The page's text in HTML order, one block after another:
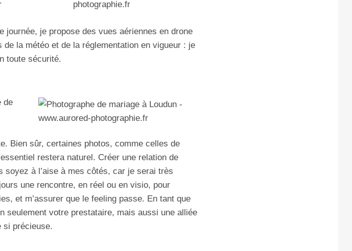
je propose des vues aériennes en drone
la météo et de la réglementation en vigueur : je
toute sécurité.
de
Bien sûr, certaines photos, comme celles de
restera naturel. Créer une relation de
à l’aise à mes côtés, car je serai très
une rencontre, en réel ou en visio, pour
et m’assurer que le feeling passe. En tant que
seulement votre prestataire, mais aussi une alliée
si précieuse.